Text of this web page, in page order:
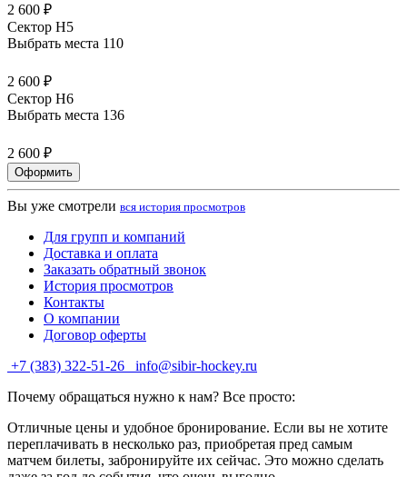
2 600 ₽
Сектор H5
Выбрать места 110
2 600 ₽
Сектор H6
Выбрать места 136
2 600 ₽
Оформить
Вы уже смотрели вся история просмотров
Для групп и компаний
Доставка и оплата
Заказать обратный звонок
История просмотров
Контакты
О компании
Договор оферты
+7 (383) 322-51-26
info@sibir-hockey.ru
Почему обращаться нужно к нам? Все просто:
Отличные цены и удобное бронирование. Если вы не хотите
переплачивать в несколько раз, приобретая пред самым
матчем билеты, забронируйте их сейчас. Это можно сделать